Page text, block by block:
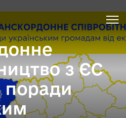
з ЄС
поради